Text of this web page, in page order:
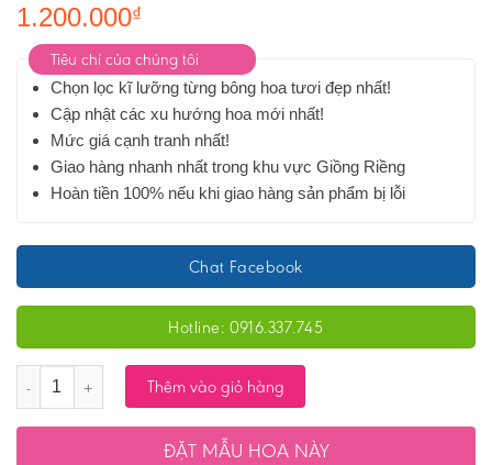
1.200.000₫
Tiêu chí của chúng tôi
Chọn lọc kĩ lưỡng từng bông hoa tươi đẹp nhất!
Cập nhật các xu hướng hoa mới nhất!
Mức giá cạnh tranh nhất!
Giao hàng nhanh nhất trong khu vực Giồng Riềng
Hoàn tiền 100% nếu khi giao hàng sản phẩm bị lỗi
Chat Facebook
Hotline: 0916.337.745
Số lượng Thêm vào giỏ hàng
ĐẶT MẪU HOA NÀY